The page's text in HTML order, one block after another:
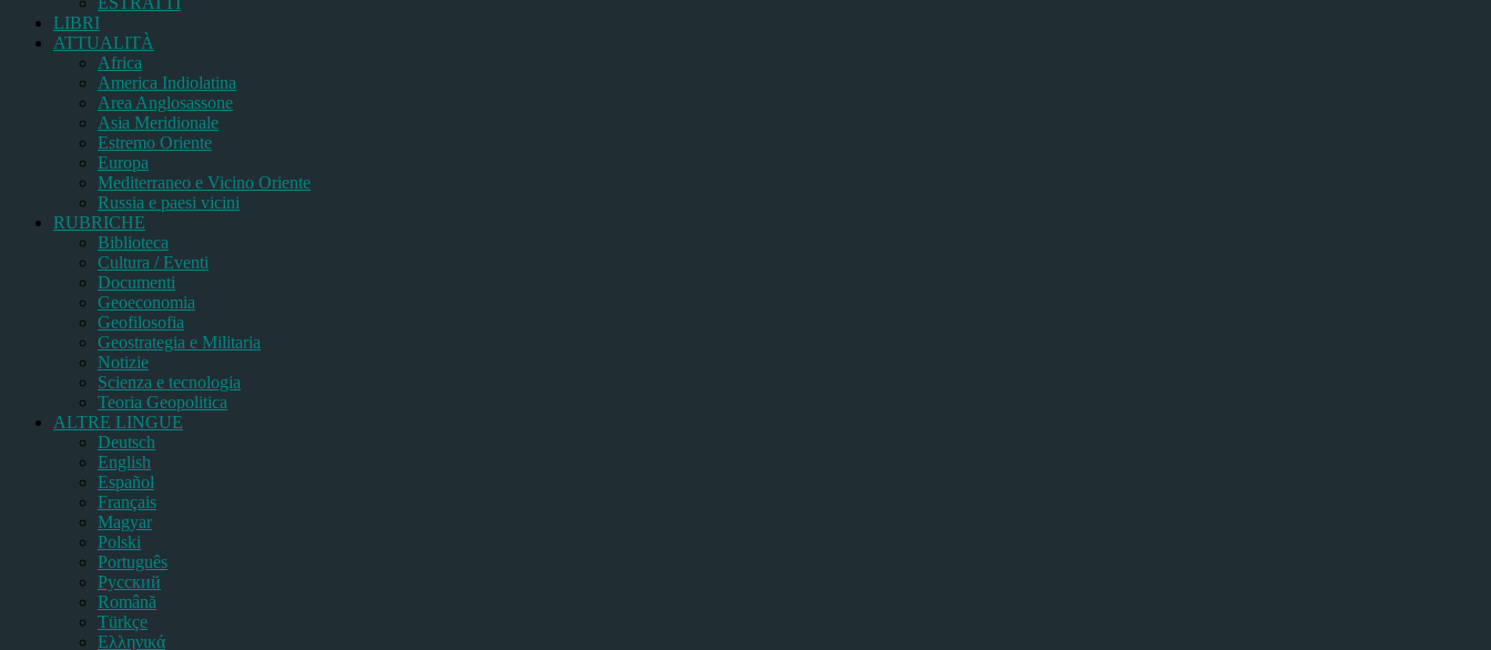
LIBRI
ATTUALITÀ
Africa
America Indiolatina
Area Anglosassone
Asia Meridionale
Estremo Oriente
Europa
Mediterraneo e Vicino Oriente
Russia e paesi vicini
RUBRICHE
Biblioteca
Cultura / Eventi
Documenti
Geoeconomia
Geofilosofia
Geostrategia e Militaria
Notizie
Scienza e tecnologia
Teoria Geopolitica
ALTRE LINGUE
Deutsch
English
Español
Français
Magyar
Polski
Português
Pусский
Română
Türkçe
Ελληνικά